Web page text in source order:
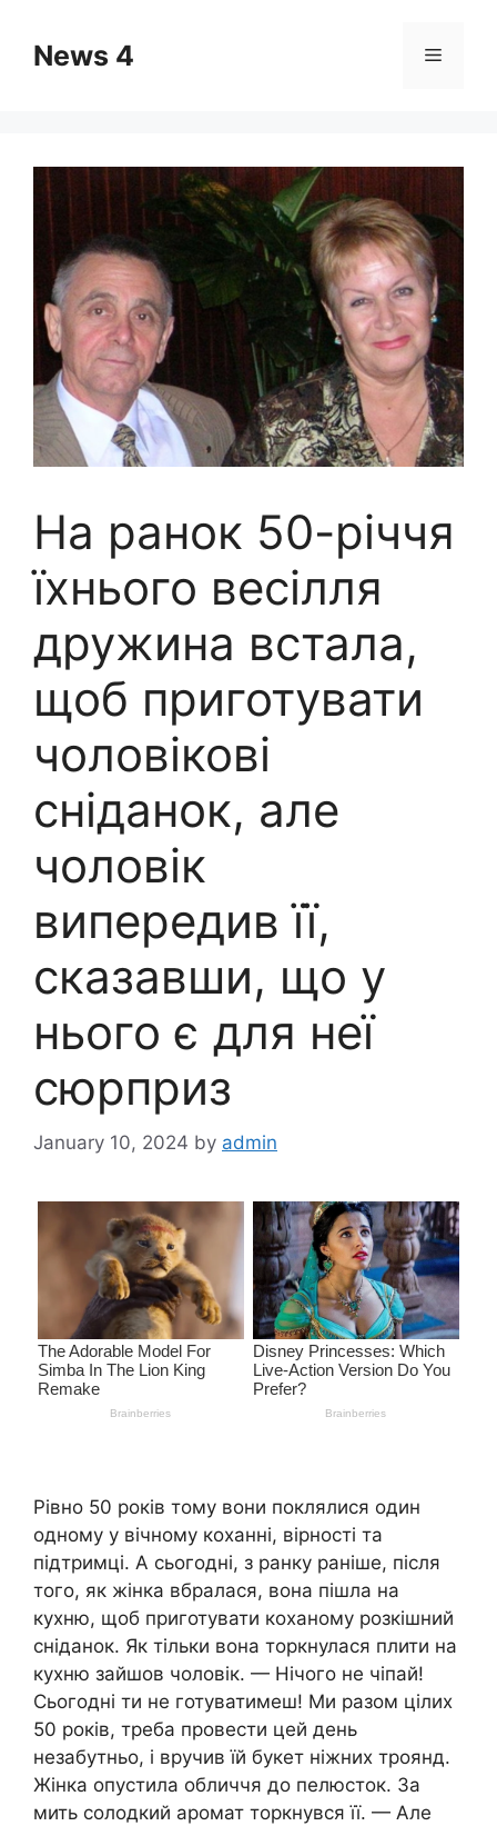
contentNews 4 Menu
На ранок 50-річчя
їхнього весілля
дружина встала,
щоб приготувати
чоловікові
сніданок, але
чоловік
випередив її,
сказавши, що у
нього є для неї
сюрприз
January 10, 2024 by admin
Рівно 50 років тому вони поклялися один
одному у вічному коханні, вірності та
підтримці. А сьогодні, з ранку раніше, після
того, як жінка вбралася, вона пішла на
кухню, щоб приготувати коханому розкішний
сніданок. Як тільки вона торкнулася плити на
кухню зайшов чоловік. — Нічого не чіпай!
Сьогодні ти не готуватимеш! Ми разом цілих
50 років, треба провести цей день
незабутньо, і вручив їй букет ніжних троянд.
Жінка опустила обличчя до пелюсток. За
мить солодкий аромат торкнувся її. — Але